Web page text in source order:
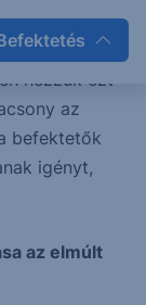
nézzük ezt
az
befektetők
igényt,
az elmúlt